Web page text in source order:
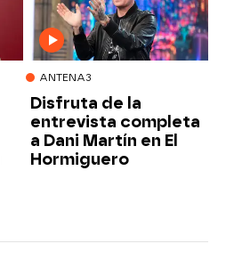
ANTENA3
Disfruta de la
entrevista completa
a Dani Martín en El
Hormiguero